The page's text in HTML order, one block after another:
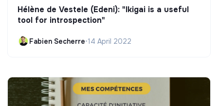
Hélène de Vestele (Edeni): "Ikigai is a useful
tool for introspection"
Fabien Secherre•14 April 2022